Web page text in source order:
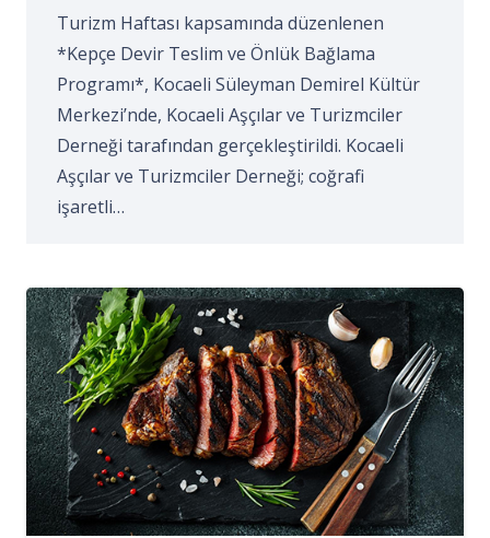
Turizm Haftası kapsamında düzenlenen
*Kepçe Devir Teslim ve Önlük Bağlama
Programı*, Kocaeli Süleyman Demirel Kültür
Merkezi’nde, Kocaeli Aşçılar ve Turizmciler
Derneği tarafından gerçekleştirildi. Kocaeli
Aşçılar ve Turizmciler Derneği; coğrafi
işaretli…